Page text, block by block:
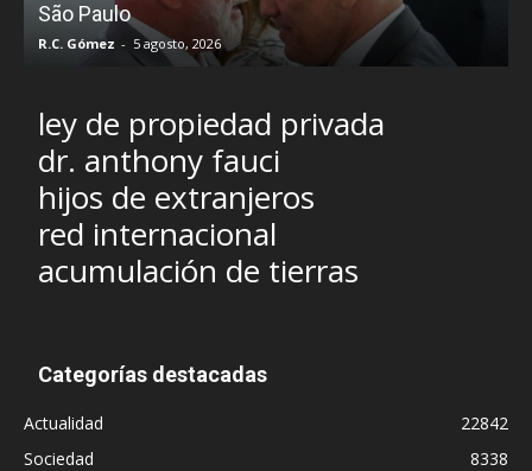
São Paulo
R.C. Gómez - 5 agosto, 2026
ley de propiedad privada
dr. anthony fauci
hijos de extranjeros
red internacional
acumulación de tierras
Categorías destacadas
Actualidad
22842
Sociedad
8338